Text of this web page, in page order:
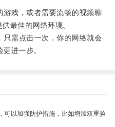
戏，或者需要流畅的视频聊
最佳的网络环境。
需点击一次，你的网络就会
进一步。
可以加强防护措施，比如增加双重验